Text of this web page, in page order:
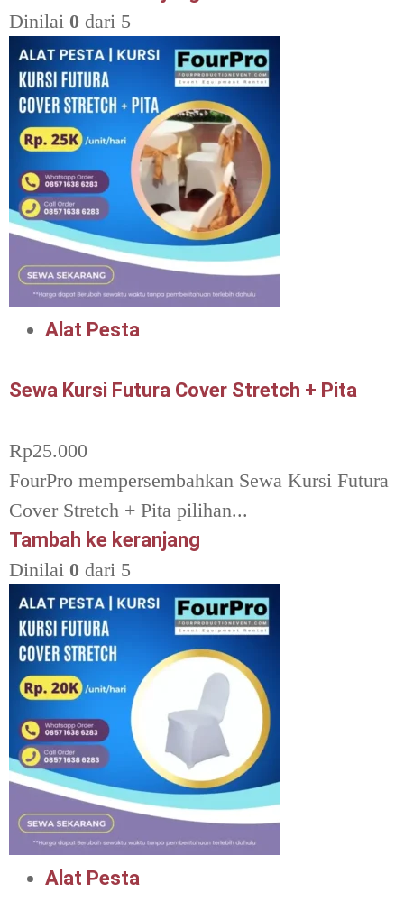
Dinilai 0 dari 5
Alat Pesta
Sewa Kursi Futura Cover Stretch + Pita
Rp25.000
FourPro mempersembahkan Sewa Kursi Futura
Cover Stretch + Pita pilihan...
Tambah ke keranjang
Dinilai 0 dari 5
Alat Pesta